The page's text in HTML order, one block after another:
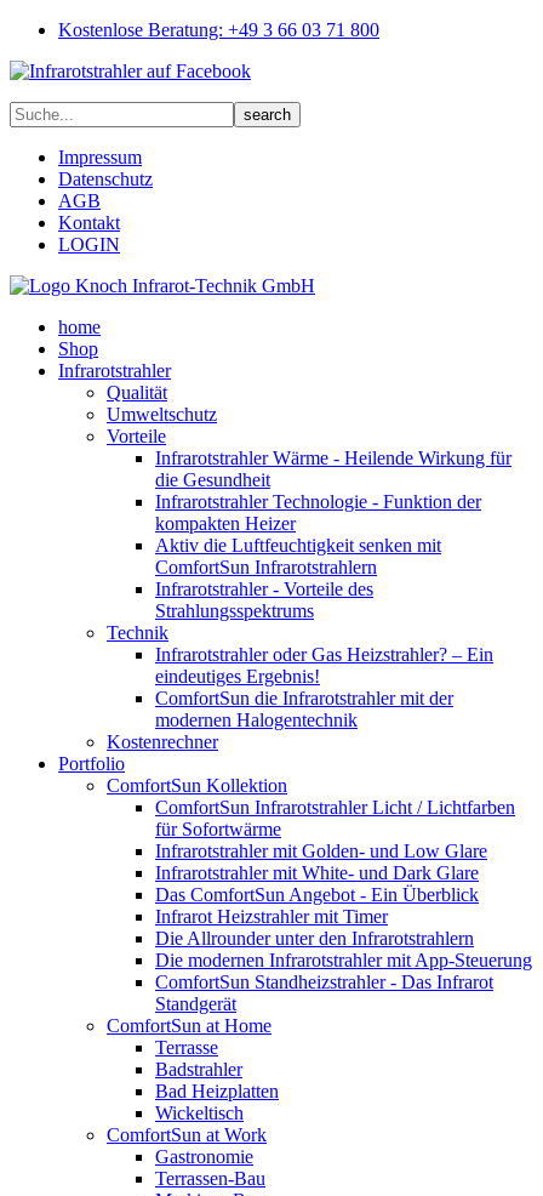
Kostenlose Beratung: +49 3 66 03 71 800
Impressum
Datenschutz
AGB
Kontakt
LOGIN
home
Shop
Infrarotstrahler
Qualität
Umweltschutz
Vorteile
Infrarotstrahler Wärme - Heilende Wirkung für
die Gesundheit
Infrarotstrahler Technologie - Funktion der
kompakten Heizer
Aktiv die Luftfeuchtigkeit senken mit
ComfortSun Infrarotstrahlern
Infrarotstrahler - Vorteile des
Strahlungsspektrums
Technik
Infrarotstrahler oder Gas Heizstrahler? – Ein
eindeutiges Ergebnis!
ComfortSun die Infrarotstrahler mit der
modernen Halogentechnik
Kostenrechner
Portfolio
ComfortSun Kollektion
ComfortSun Infrarotstrahler Licht / Lichtfarben
für Sofortwärme
Infrarotstrahler mit Golden- und Low Glare
Infrarotstrahler mit White- und Dark Glare
Das ComfortSun Angebot - Ein Überblick
Infrarot Heizstrahler mit Timer
Die Allrounder unter den Infrarotstrahlern
Die modernen Infrarotstrahler mit App-Steuerung
ComfortSun Standheizstrahler - Das Infrarot
Standgerät
ComfortSun at Home
Terrasse
Badstrahler
Bad Heizplatten
Wickeltisch
ComfortSun at Work
Gastronomie
Terrassen-Bau